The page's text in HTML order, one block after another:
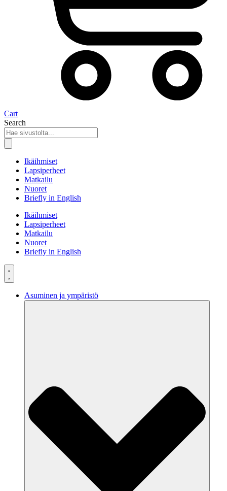
Cart
Search
Ikäihmiset
Lapsiperheet
Matkailu
Nuoret
Briefly in English
Ikäihmiset
Lapsiperheet
Matkailu
Nuoret
Briefly in English
Asuminen ja ympäristö